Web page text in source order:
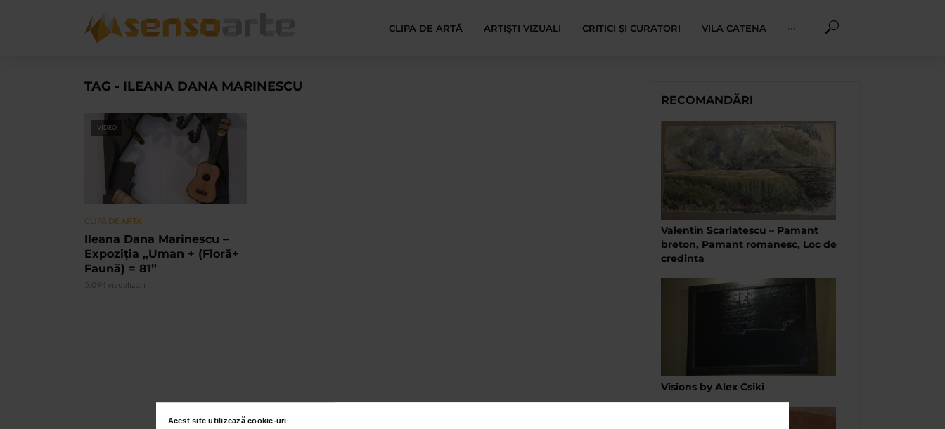
Acest site utilizează cookie-uri
CLIPA DE ARTĂ ARTIȘTI VIZUALI CRITICI ȘI CURATORI VILA CATENA ···
TAG - ILEANA DANA MARINESCU
VIDEO
CLIPA DE ARTA
Ileana Dana Marinescu –
Expoziția „Uman + (Floră+
Faună) = 81”
5.094 vizualizari
RECOMANDĂRI
Valentin Scarlatescu – Pamant
breton, Pamant romanesc, Loc de
credinta
Visions by Alex Csiki